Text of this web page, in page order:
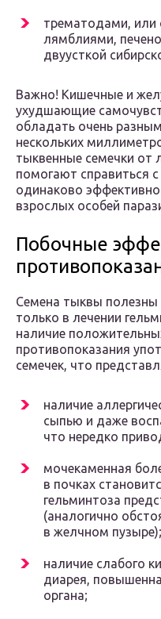
трематодами,
лямблиями,
двуусткой
Важно! Кишечные и
ухудшающие
обладать очень
нескольких
тыквенные семечки от
помогают справиться
одинаково
взрослых особей
Побочные
Семена тыквы полезны
только в лечении
наличие
противопоказания
семечек, что
наличие
сыпью и даже
что нередко
мочекаменная
в почках
гельминтоза
(аналогично
в желчном пузыре);
наличие слабого
диарея,
органа;